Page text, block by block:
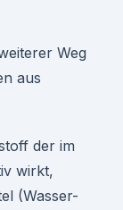
Weg
aus
der im
wirkt,
(Wasser-